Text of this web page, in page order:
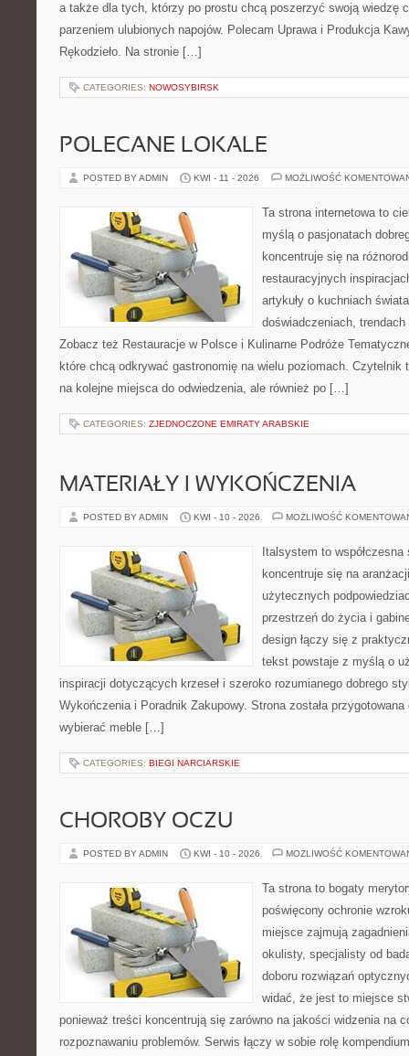
a także dla tych, którzy po prostu chcą poszerzyć swoją wiedzę
parzeniem ulubionych napojów. Polecam Uprawa i Produkcja
Rękodzieło. Na stronie […]
CATEGORIES: NOWOSYBIRSK
POLECANE LOKALE
POSTED BY ADMIN KWI - 11 - 2026 MOŻLIWOŚĆ
Ta strona internetowa to
myślą o pasjonatach
koncentruje się na
restauracyjnych
artykuły o kuchniach
doświadczeniach,
Zobacz też Restauracje w Polsce i Kulinarne Podróże
które chcą odkrywać gastronomię na wielu poziomach. Czytelnik
na kolejne miejsca do odwiedzenia, ale również po […]
CATEGORIES: ZJEDNOCZONE EMIRATY ARABSKIE
MATERIAŁY I WYKOŃCZENIA
POSTED BY ADMIN KWI - 10 - 2026 MOŻLIWOŚĆ
Italsystem to
koncentruje się na
użytecznych
przestrzeń do życia i
design łączy się z
tekst powstaje z myślą o
inspiracji dotyczących krzeseł i szeroko rozumianego dobrego
Wykończenia i Poradnik Zakupowy. Strona została
wybierać meble […]
CATEGORIES: BIEGI NARCIARSKIE
CHOROBY OCZU
POSTED BY ADMIN KWI - 10 - 2026 MOŻLIWOŚĆ
Ta strona to bogaty
poświęcony ochronie
miejsce zajmują
okulisty, specjalisty od
doboru rozwiązań
widać, że jest to miejsce
ponieważ treści koncentrują się zarówno na jakości widzenia na
rozpoznawaniu problemów. Serwis łączy w sobie rolę